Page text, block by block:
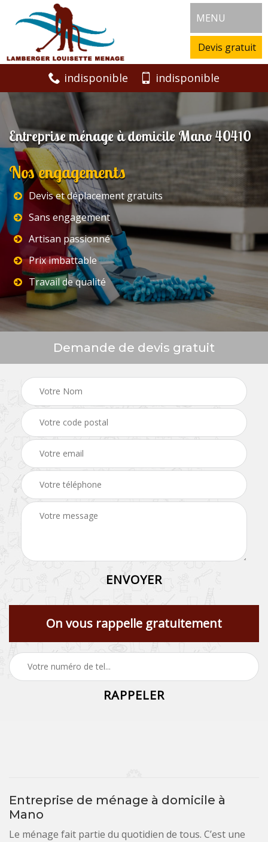
MENU
Devis gratuit
indisponible indisponible
Entreprise ménage à domicile Mano 40410
Nos engagements
Devis et déplacement gratuits
Sans engagement
Artisan passionné
Prix imbattable
Travail de qualité
Demande de devis gratuit
On vous rappelle gratuitement
Entreprise de ménage à domicile à
Mano
Le ménage fait partie du quotidien de tous. C’est une